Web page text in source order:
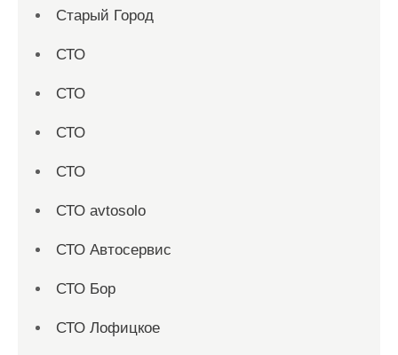
Старый Город
СТО
СТО
СТО
СТО
СТО avtosolo
СТО Автосервис
СТО Бор
СТО Лофицкое